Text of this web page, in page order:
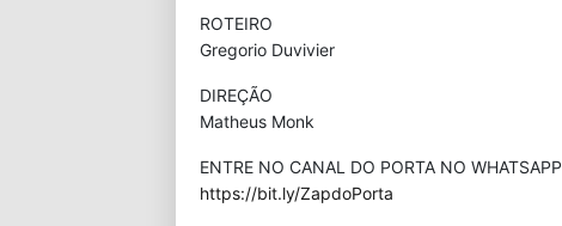
ROTEIRO
Gregorio Duvivier
DIREÇÃO
Matheus Monk
ENTRE NO CANAL DO PORTA NO WHATSAPP
https://bit.ly/ZapdoPorta